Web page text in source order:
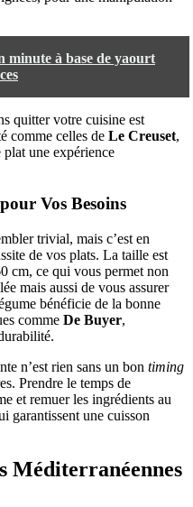
minute à base de yaourt
quitter votre cuisine est
comme celles de Le Creuset,
une expérience
Vos Besoins
trivial, mais c’est en
de vos plats. La taille est
cm, ce qui vous permet non
mais aussi de vous assurer
bénéficie de la bonne
comme De Buyer,
n’est rien sans un bon timing
Prendre le temps de
et remuer les ingrédients au
garantissent une cuisson
Méditerranéennes